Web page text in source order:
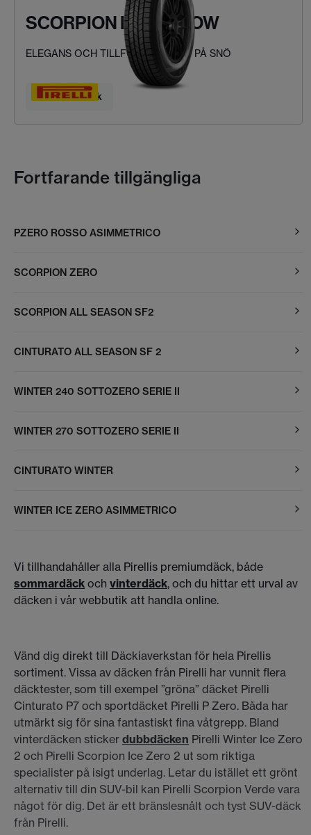
SCORPION ICE & SNOW
ELEGANS OCH TILLFÖRLITLIGHET PÅ SNÖ
Hitta ditt däck
Fortfarande tillgängliga
PZERO ROSSO ASIMMETRICO
SCORPION ZERO
SCORPION ALL SEASON SF2
CINTURATO ALL SEASON SF 2
WINTER 240 SOTTOZERO SERIE II
WINTER 270 SOTTOZERO SERIE II
CINTURATO WINTER
WINTER ICE ZERO ASIMMETRICO
Vi tillhandahåller alla Pirellis premiumdäck, både
sommardäck och vinterdäck, och du hittar ett urval av
däcken i vår webbutik att handla online.
Vänd dig direkt till Däckiaverkstan för hela Pirellis
sortiment. Vissa av däcken från Pirelli har vunnit flera
däcktester, som till exempel ”gröna” däcket Pirelli
Cinturato P7 och sportdäcket Pirelli P Zero. Båda har
utmärkt sig för sina fantastiskt fina våtgrepp. Bland
vinterdäcken sticker dubbdäcken Pirelli Winter Ice Zero
2 och Pirelli Scorpion Ice Zero 2 ut som riktiga
specialister på isigt underlag. Letar du istället ett grönt
alternativ till din SUV-bil kan Pirelli Scorpion Verde vara
något för dig. Det är ett bränslesnålt och tyst SUV-däck
från Pirelli.